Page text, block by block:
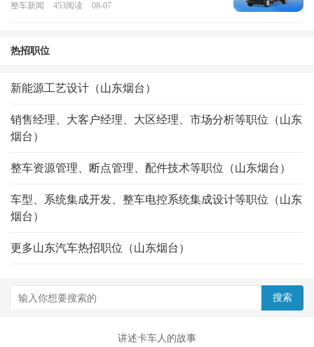
整车新闻 453阅读 08-07
热招职位
新能源工艺设计（山东烟台）
销售经理、大客户经理、大区经理、市场分析等职位（山东
烟台）
整车资源管理、断点管理、配件技术等职位（山东烟台）
车型、系统集成开发、整车电控系统集成设计等职位（山东
烟台）
更多山东汽车热招职位（山东烟台）
讲述卡车人的故事